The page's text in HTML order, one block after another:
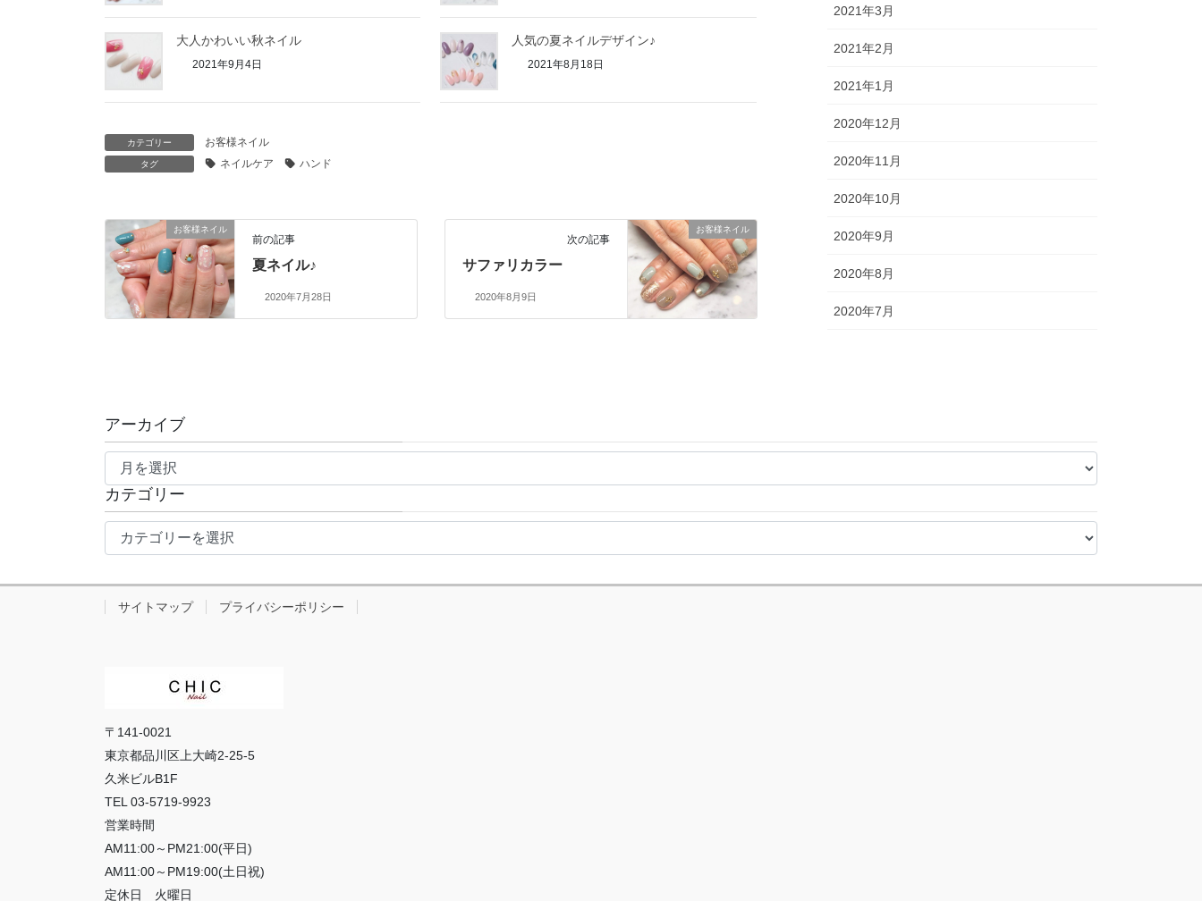
大人かわいい秋ネイル
2021年9月4日
人気の夏ネイルデザイン♪
2021年8月18日
カテゴリー お客様ネイル
タグ ネイルケア ハンド
お客様ネイル
前の記事
夏ネイル♪
2020年7月28日
お客様ネイル
次の記事
サファリカラー
2020年8月9日
2021年3月
2021年2月
2021年1月
2020年12月
2020年11月
2020年10月
2020年9月
2020年8月
2020年7月
アーカイブ
ア
カ
イ
カテゴリー
テ
ー
サイトマップ プライバシーポリシー
〒141-0021
東京都品川区上大崎2-25-5
久米ビルB1F
TEL 03-5719-9923
営業時間
AM11:00～PM21:00(平日)
AM11:00～PM19:00(土日祝)
定休日 火曜日